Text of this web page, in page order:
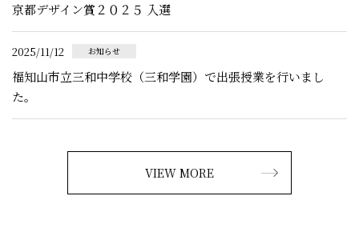
京都デザイン賞２０２５ 入選
2025/11/12 お知らせ
福知山市立三和中学校（三和学園）で出張授業を行いまし
た。
VIEW MORE